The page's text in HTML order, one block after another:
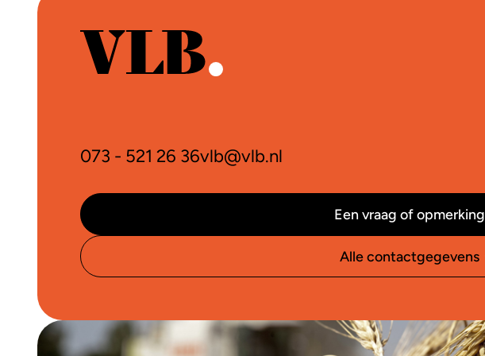
073 - 521 26 36vlb@vlb.nl
Een vraag of opmerking
Alle contactgegevens